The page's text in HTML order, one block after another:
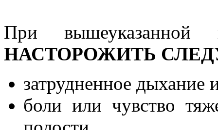
При
НАСТОРОЖИТЬ
затрудненное дыхание
боли или чувство